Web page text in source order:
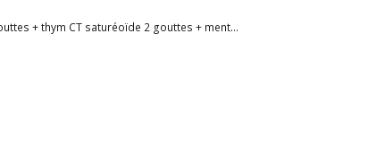
Mélange à demander en pharmacie : niaouli 2 gouttes + revensare arom. 3 gouttes + thym CT saturéoïde 2 gouttes + menthe poivrée 2 gouttes + sapin baumier 1 goutte : 6-8 gouttes du mélange à masser sur le thorax et le haut du dos 3-4 x/jour pdt 3 jours. […]